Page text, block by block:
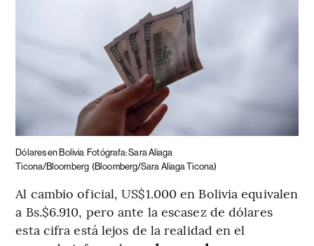
Dólares en Bolivia Fotógrafa: Sara Aliaga
Ticona/Bloomberg (Bloomberg/Sara Aliaga Ticona)
Al cambio oficial, US$1.000 en Bolivia equivalen
a Bs.$6.910, pero ante la escasez de dólares
esta cifra está lejos de la realidad en el